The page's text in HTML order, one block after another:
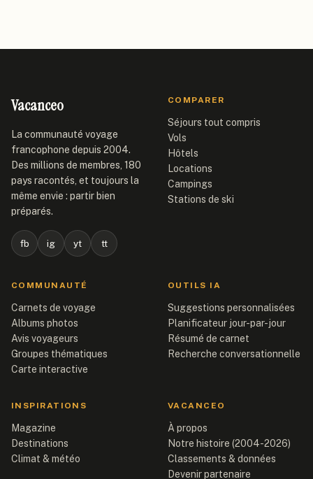
Vacanceo
La communauté voyage
francophone depuis 2004.
Des millions de membres, 180
pays racontés, et toujours la
même envie : partir bien
préparés.
fb ig yt tt
COMPARER
Séjours tout compris
Vols
Hôtels
Locations
Campings
Stations de ski
COMMUNAUTÉ
Carnets de voyage
Albums photos
Avis voyageurs
Groupes thématiques
Carte interactive
OUTILS IA
Suggestions personnalisées
Planificateur jour-par-jour
Résumé de carnet
Recherche conversationnelle
INSPIRATIONS
Magazine
Destinations
Climat & météo
VACANCEO
À propos
Notre histoire (2004-2026)
Classements & données
Devenir partenaire